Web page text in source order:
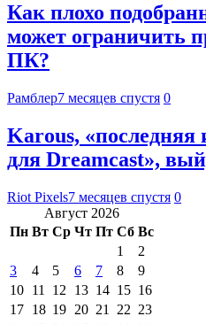
Как плохо
может ограничить
ПК?
Рамблер7 месяцев спустя 0
Karous, «последняя
для Dreamcast»,
Riot Pixels7 месяцев спустя 0
Август 2026
Пн Вт Ср Чт Пт Сб Вс
1
2
3
4 5 6 7 8
9
10 11 12 13 14 15 16
17 18 19 20 21 22 23